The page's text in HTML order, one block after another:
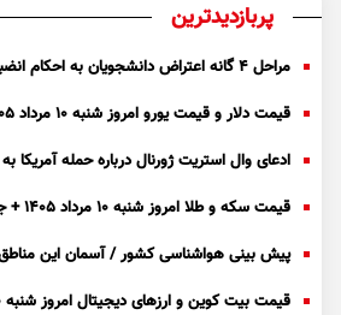
پربازدیدترین
مراحل ۴ گانه اعتراض دانشجویان به احکام انضباطی
قیمت دلار و قیمت یورو امروز شنبه ۱۰ مرداد ۱۴۰۵ + جدول
ادعای وال استریت ژورنال درباره حمله آمریکا به
قیمت سکه و طلا امروز شنبه ۱۰ مرداد ۱۴۰۵ + جدول
پیش بینی هواشناسی کشور / آسمان این
قیمت بیت کوین و ارز‌های دیجیتال امروز شنبه ۱۰ مرداد ۱۴۰۵ + جدول